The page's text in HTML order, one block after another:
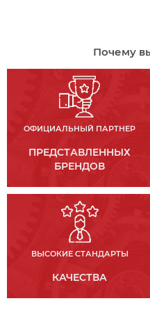
Почему
ОФИЦИАЛЬНЫЙ ПАРТНЕР
ПРЕДСТАВЛЕННЫХ
БРЕНДОВ
ВЫСОКИЕ СТАНДАРТЫ
КАЧЕСТВА